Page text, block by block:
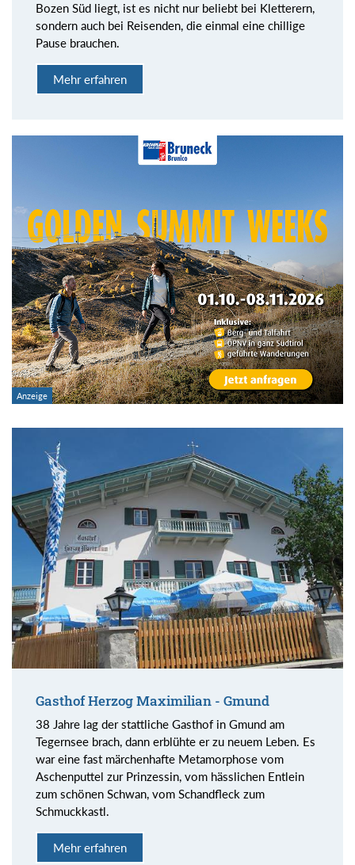
Bozen Süd liegt, ist es nicht nur beliebt bei Kletterern,
sondern auch bei Reisenden, die einmal eine chillige
Pause brauchen.
Mehr erfahren
Gasthof Herzog Maximilian - Gmund
38 Jahre lag der stattliche Gasthof in Gmund am
Tegernsee brach, dann erblühte er zu neuem Leben. Es
war eine fast märchenhafte Metamorphose vom
Aschenputtel zur Prinzessin, vom hässlichen Entlein
zum schönen Schwan, vom Schandfleck zum
Schmuckkastl.
Mehr erfahren